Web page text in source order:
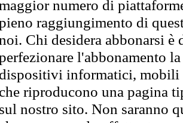
numero di
raggiungimento di
Chi desidera abbonarsi
l'abbonamento
dispositivi informatici, mobili
che riproducono una pagina
sul nostro sito. Non saranno